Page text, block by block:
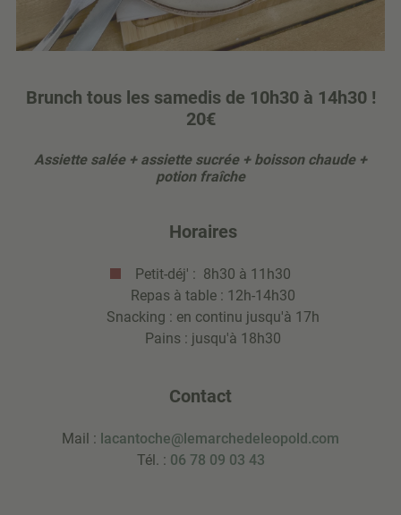
Brunch tous les samedis de 10h30 à 14h30 !
20€
Assiette salée + assiette sucrée + boisson chaude +
potion fraîche
Horaires
Petit-déj' : 8h30 à 11h30
Repas à table : 12h-14h30
Snacking : en continu jusqu'à 17h
Pains : jusqu'à 18h30
Contact
Mail : lacantoche@lemarchedeleopold.com
Tél. : 06 78 09 03 43